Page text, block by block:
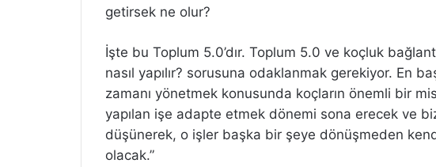
getirsek ne olur?
İşte bu Toplum 5.0’dır. Toplum 5.0 ve koçluk
nasıl yapılır? sorusuna odaklanmak gerekiyor. En
zamanı yönetmek konusunda koçların önemli bir
yapılan işe adapte etmek dönemi sona erecek ve
düşünerek, o işler başka bir şeye dönüşmeden
olacak.”